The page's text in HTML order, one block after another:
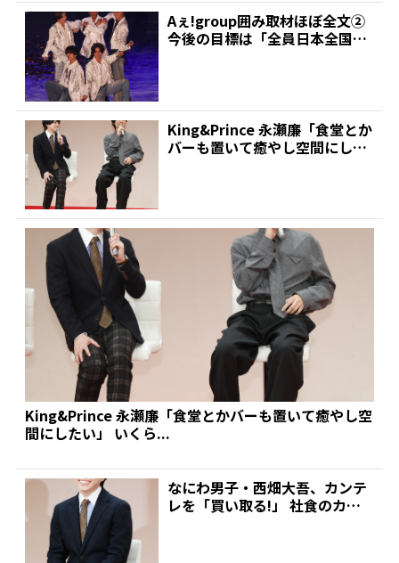
Aぇ!group囲み取材ほぼ全文➁
今後の目標は「全員日本全国の
King&Prince 永瀬廉「食堂とか
バーも置いて癒やし空間にした
King&Prince 永瀬廉「食堂とかバーも置いて癒やし空
間にしたい」 いくら...
なにわ男子・西畑大吾、カンテ
レを「買い取る!」 社食のカツ